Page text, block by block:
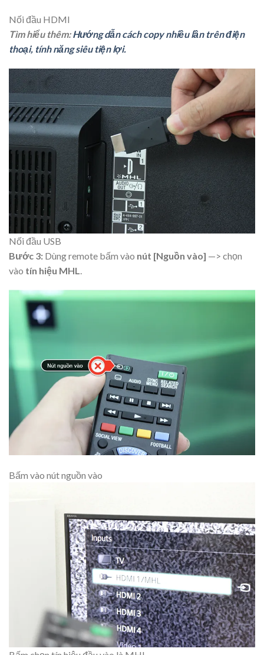
Nối đầu HDMI
Tìm hiểu thêm:Hướng dẫn cách copy nhiều lần trên điện
thoại, tính năng siêu tiện lợi.
Nối đầu USB
Bước 3: Dùng remote bấm vào nút [Nguồn vào] —> chọn
vào tín hiệu MHL
Bấm vào nút nguồn vào